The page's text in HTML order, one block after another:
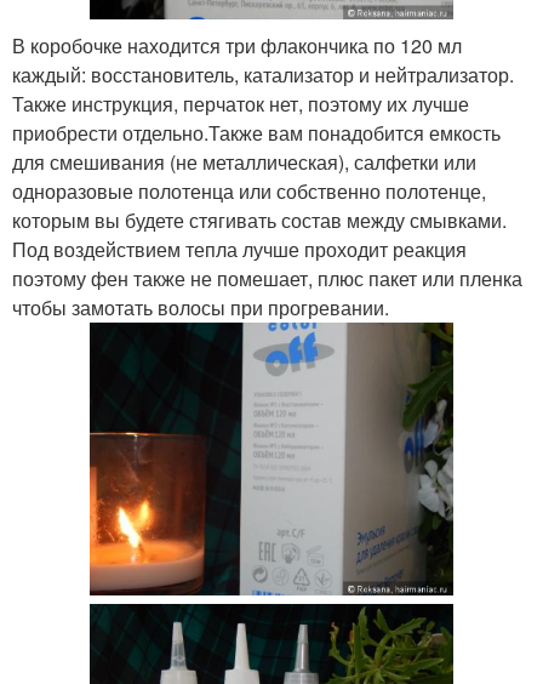
В коробочке находится три флакончика по 120 мл
каждый: восстановитель, катализатор и нейтрализатор.
Также инструкция, перчаток нет, поэтому их лучше
приобрести отдельно.Также вам понадобится емкость
для смешивания (не металлическая), салфетки или
одноразовые полотенца или собственно полотенце,
которым вы будете стягивать состав между смывками.
Под воздействием тепла лучше проходит реакция
поэтому фен также не помешает, плюс пакет или пленка
чтобы замотать волосы при прогревании.